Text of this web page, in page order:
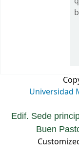
Universidad
Edif. Sede
Buen